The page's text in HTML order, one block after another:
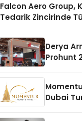
Falcon Aero Group,
Tedarik Zincirinde
Derya
Prohunt
Dubai